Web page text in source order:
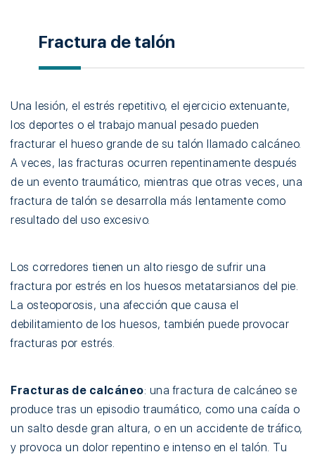
Fractura de talón
Una lesión, el estrés repetitivo, el ejercicio extenuante,
los deportes o el trabajo manual pesado pueden
fracturar el hueso grande de su talón llamado calcáneo.
A veces, las fracturas ocurren repentinamente después
de un evento traumático, mientras que otras veces, una
fractura de talón se desarrolla más lentamente como
resultado del uso excesivo.
Los corredores tienen un alto riesgo de sufrir una
fractura por estrés en los huesos metatarsianos del pie.
La osteoporosis, una afección que causa el
debilitamiento de los huesos, también puede provocar
fracturas por estrés.
Fracturas de calcáneo: una fractura de calcáneo se
produce tras un episodio traumático, como una caída o
un salto desde gran altura, o en un accidente de tráfico,
y provoca un dolor repentino e intenso en el talón. Tu